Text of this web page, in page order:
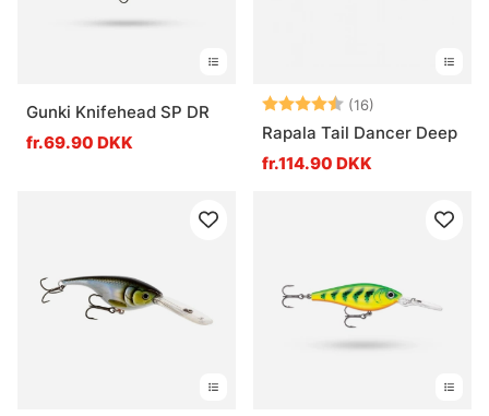
Gunki Knifehead SP DR
fr.69.90 DKK
Vurdering: (16)
Rapala Tail Dancer Deep
fr.114.90 DKK